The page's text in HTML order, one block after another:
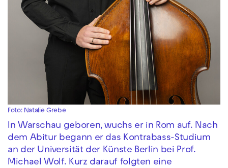
Foto: Natalie Grebe
In Warschau geboren, wuchs er in Rom auf. Nach
dem Abitur begann er das Kontrabass-Studium
an der Universität der Künste Berlin bei Prof.
Michael Wolf. Kurz darauf folgten eine